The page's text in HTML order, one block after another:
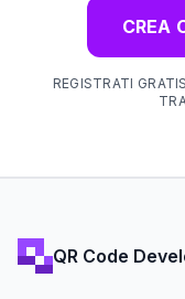
CREA
REGISTRATI
QR Code